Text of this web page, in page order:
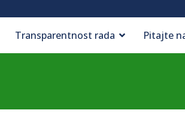
Transparentnost rada Pitajte